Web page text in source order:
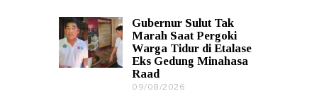
0
8
/
2
Gubernur Sulut Tak
Marah Saat Pergoki
Warga Tidur di Etalase
Eks Gedung Minahasa
Raad
09/08/2026